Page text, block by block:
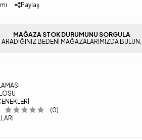
Paylaş
MAĞAZA STOK DURUMUNU SORGULA
ARADIĞINIZ BEDENI MAĞAZALARIMIZDA BULUN.
(0)